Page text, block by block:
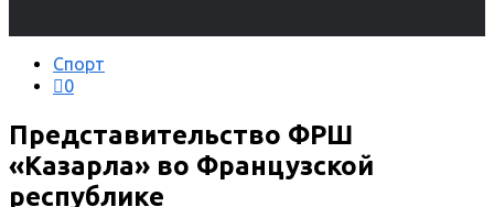
Спорт
0
Представительство ФРШ
«Казарла» во Французской
республике